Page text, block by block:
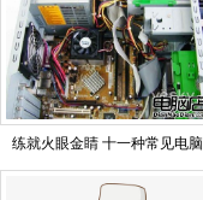
练就火眼金睛 十一种常见电脑